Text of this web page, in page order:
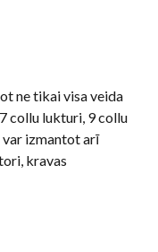
ne tikai visa veida
collu lukturi, 9 collu
izmantot arī
kravas